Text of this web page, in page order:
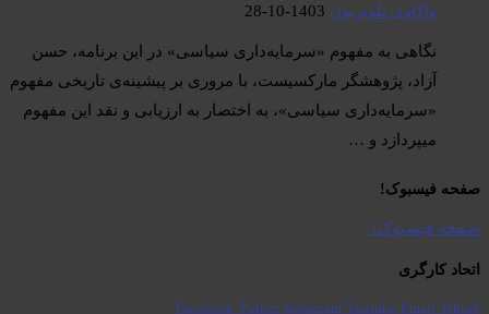
واکاوی تلویزیون 1403-10-28
نگاهی به مفهوم «سرمایه‌داری سیاسی» در این برنامه، حسن
آزاد، پژوهشگر مارکسیست، با مروری بر پیشینه‌ی تاریخی مفهوم
«سرمایه‌داری سیاسی»، به اختصار به ارزیابی و نقد این مفهوم
میپردازد و …
صفحە فیسبوک! ​
صفحە فیسبوک! ​
اتحاد کارگری
Facebook Twitter Instagram Youtube Email Tiktok